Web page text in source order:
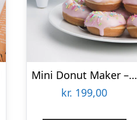
Mini Donut Maker – KitchPro
kr. 199,00